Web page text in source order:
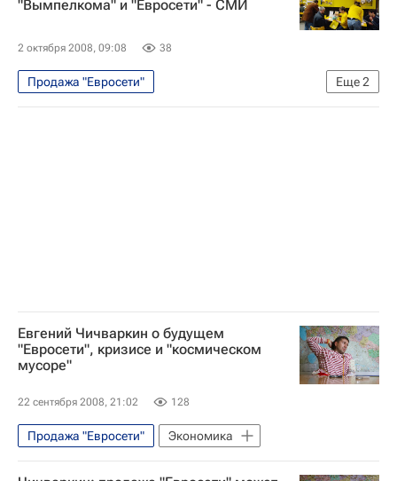
"Вымпелкома" и "Евросети" - СМИ
2 октября 2008, 09:08 38
Еще2
Продажа "Евросети"
Новости компаний - Экономика
Евгений Чичваркин о будущем
"Евросети", кризисе и "космическом
мусоре"
22 сентября 2008, 21:02 128
Продажа "Евросети" Экономика